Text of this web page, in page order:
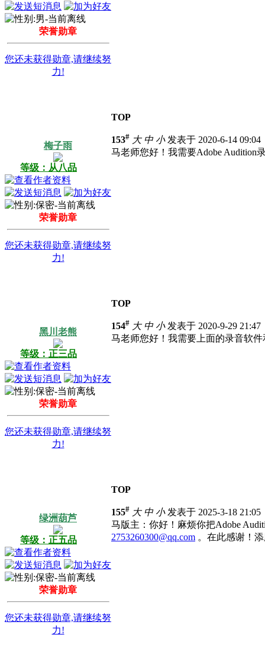
荣誉勋章
您还未获得勋章,请继续努
力!
TOP
梅子雨
等级：从八品
荣誉勋章
您还未获得勋章,请继续努
力!
153# 大 中 小发表于 2020-6-14 09:04
马老师您好！我需要Adobe Audition
TOP
黑川老熊
等级：正三品
荣誉勋章
您还未获得勋章,请继续努
力!
154# 大 中 小发表于 2020-9-29 21:47
马老师您好！我需要上面的录音软
TOP
绿洲葫芦
等级：正五品
荣誉勋章
您还未获得勋章,请继续努
力!
155# 大 中 小发表于 2025-3-18 21:05
马版主：你好！麻烦你把Adobe
2753260300@qq.com 。在此感谢！